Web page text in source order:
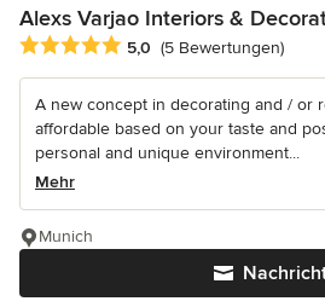
Alexs Varjao Interiors &
Durchschnittliche Bewertung: 5 von
5,0 (5 Bewertungen)
A new concept in decorating and / or
affordable based on your taste and
personal and unique environment...
Mehr
Munich